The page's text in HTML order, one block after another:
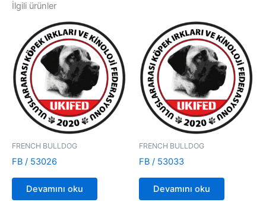
İlgili ürünler
FRENCH BULLDOG
FB / 53026
Devamını oku
FRENCH BULLDOG
FB / 53033
Devamını oku